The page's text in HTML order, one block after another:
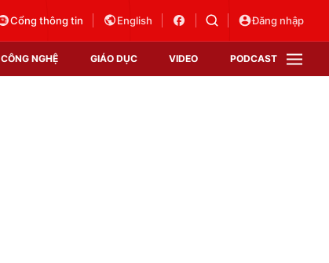
Cổng thông tin English Đăng nhập
CÔNG NGHỆ GIÁO DỤC VIDEO PODCAST